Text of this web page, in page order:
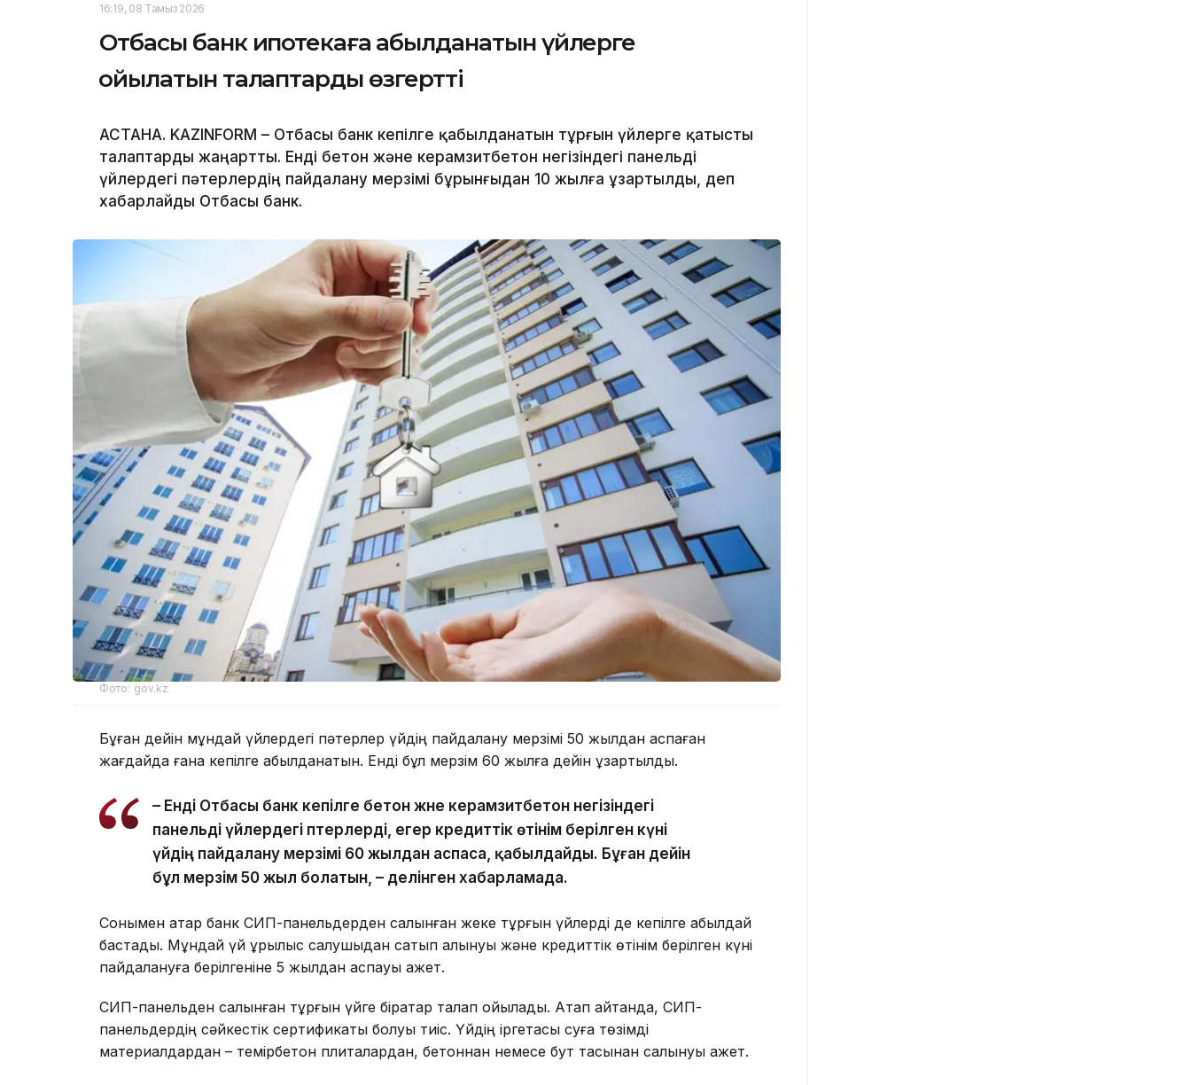
16:19, 08 Тамыз 2026
Отбасы банк ипотекаға қабылданатын үйлерге
қойылатын талаптарды өзгертті
АСТАНА. KAZINFORM – Отбасы банк кепілге қабылданатын тұрғын үйлерге қатысты
талаптарды жаңартты. Енді бетон және керамзитбетон негізіндегі панельді
үйлердегі пәтерлердің пайдалану мерзімі бұрынғыдан 10 жылға ұзартылды, деп
хабарлайды Отбасы банк.
Фото: gov.kz
Бұған дейін мұндай үйлердегі пәтерлер үйдің пайдалану мерзімі 50 жылдан аспаған
жағдайда ғана кепілге қабылданатын. Енді бұл мерзім 60 жылға дейін ұзартылды.
– Енді Отбасы банк кепілге бетон және керамзитбетон негізіндегі
панельді үйлердегі пәтерлерді, егер кредиттік өтінім берілген күні
үйдің пайдалану мерзімі 60 жылдан аспаса, қабылдайды. Бұған дейін
бұл мерзім 50 жыл болатын, – делінген хабарламада.
Сонымен қатар банк СИП-панельдерден салынған жеке тұрғын үйлерді де кепілге қабылдай
бастады. Мұндай үй құрылыс салушыдан сатып алынуы және кредиттік өтінім берілген күні
пайдалануға берілгеніне 5 жылдан аспауы қажет.
СИП-панельден салынған тұрғын үйге бірқатар талап қойылады. Атап айтқанда, СИП-
панельдердің сәйкестік сертификаты болуы тиіс. Үйдің іргетасы суға төзімді
материалдардан – темірбетон плиталардан, бетоннан немесе бут тасынан салынуы қажет.